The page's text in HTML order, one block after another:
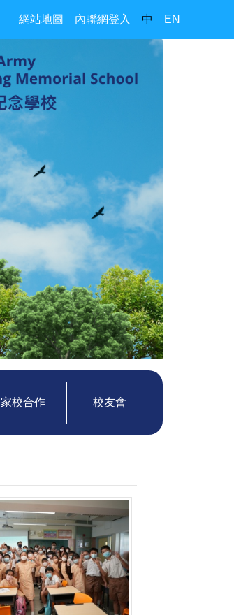
網站地圖 內聯網登入 中 EN
家校合作 校友會